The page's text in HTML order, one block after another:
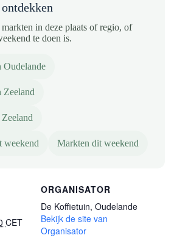
in deze plaats of regio, of
te doen is.
Oudelande
Zeeland
weekend Markten dit weekend
CET
ORGANISATOR
De Koffietuin, Oudelande
Bekijk de site van
Organisator